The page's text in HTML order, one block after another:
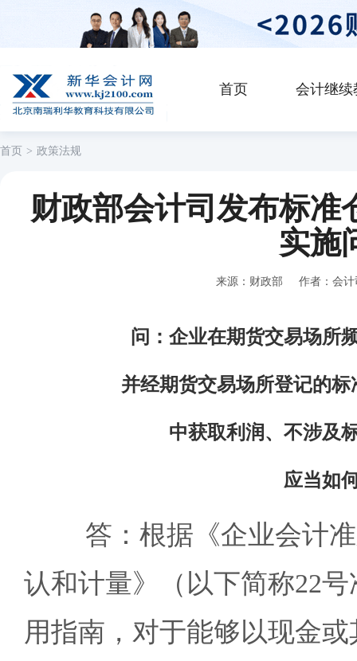
首页 会计继续
首页 > 政策法规
财政部会计司发布标准
实施
来源：财政部 作者：会
问：企业在期货交易场所
并经期货交易场所登记的
中获取利润、不涉及
应当如
答：根据《企业会计准
认和计量》（以下简称22
用指南，对于能够以现金